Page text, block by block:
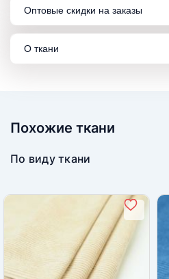
Оптовые скидки на заказы
О ткани
Похожие ткани
По виду ткани